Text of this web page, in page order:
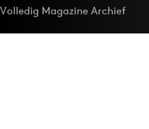
Volledig Magazine Archief